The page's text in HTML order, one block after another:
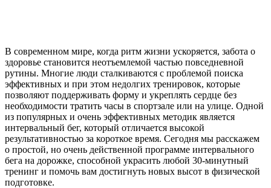
В современном мире, когда ритм жизни ускоряется, забота о
здоровье становится неотъемлемой частью повседневной
рутины. Многие люди сталкиваются с проблемой поиска
эффективных и при этом недолгих тренировок, которые
позволяют поддерживать форму и укреплять сердце без
необходимости тратить часы в спортзале или на улице. Одной
из популярных и очень эффективных методик является
интервальный бег, который отличается высокой
результативностью за короткое время. Сегодня мы расскажем
о простой, но очень действенной программе интервального
бега на дорожке, способной украсить любой 30-минутный
тренинг и помочь вам достигнуть новых высот в физической
подготовке.